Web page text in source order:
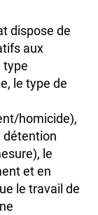
dispose de
aux
type
le type de
homicide),
détention
le
et en
le travail de